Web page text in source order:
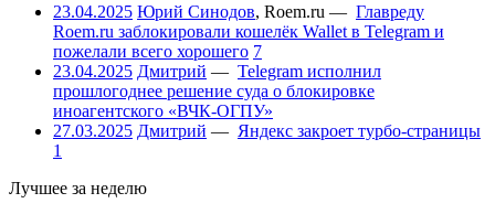
23.04.2025 Юрий Синодов, Roem.ru — Главреду
Roem.ru заблокировали кошелёк Wallet в Telegram и
пожелали всего хорошего 7
23.04.2025 Дмитрий — Telegram исполнил
прошлогоднее решение суда о блокировке
иноагентского «ВЧК-ОГПУ»
27.03.2025 Дмитрий — Яндекс закроет турбо-страницы
1
Лучшее за неделю